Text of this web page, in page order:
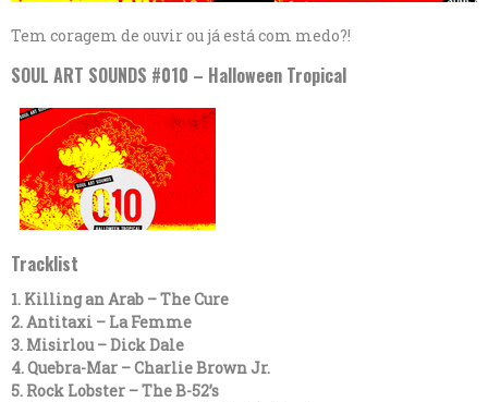
Tem coragem de ouvir ou já está com medo?!
SOUL ART SOUNDS #010 – Halloween Tropical
Tracklist
1. Killing an Arab – The Cure
2. Antitaxi – La Femme
3. Misirlou – Dick Dale
4. Quebra-Mar – Charlie Brown Jr.
5. Rock Lobster – The B-52’s